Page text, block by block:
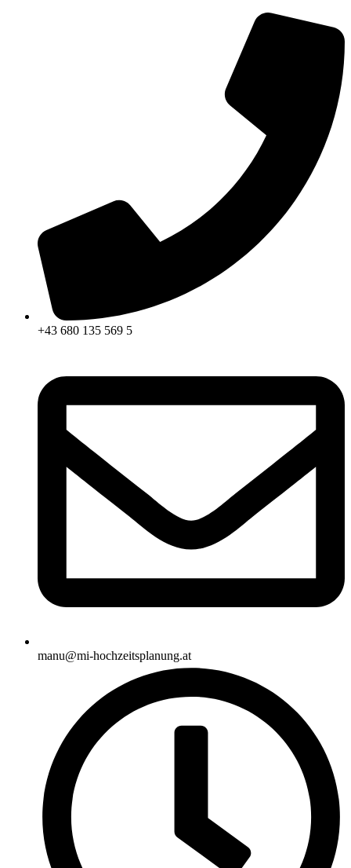
+43 680 135 569 5
manu@mi-hochzeitsplanung.at